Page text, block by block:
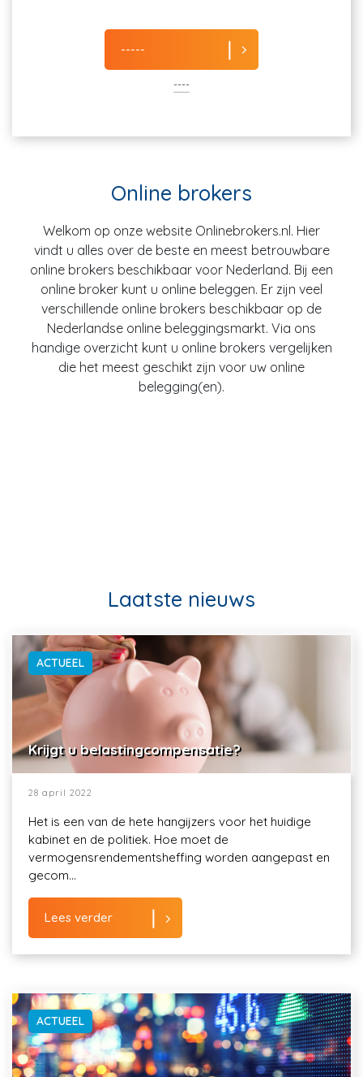
-----
----
Online brokers
Welkom op onze website Onlinebrokers.nl. Hier
vindt u alles over de beste en meest betrouwbare
online brokers beschikbaar voor Nederland. Bij een
online broker kunt u online beleggen. Er zijn veel
verschillende online brokers beschikbaar op de
Nederlandse online beleggingsmarkt. Via ons
handige overzicht kunt u online brokers vergelijken
die het meest geschikt zijn voor uw online
belegging(en).
Laatste nieuws
ACTUEEL
Krijgt u belastingcompensatie?
28 april 2022
Het is een van de hete hangijzers voor het huidige
kabinet en de politiek. Hoe moet de
vermogensrendementsheffing worden aangepast en
gecom...
Lees verder
ACTUEEL